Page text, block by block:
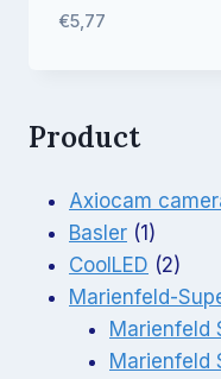
€5,77
Product
Axiocam
Basler 1 1
product
CoolLED 22
Marienfeld-
Marienfeld
Marienfeld